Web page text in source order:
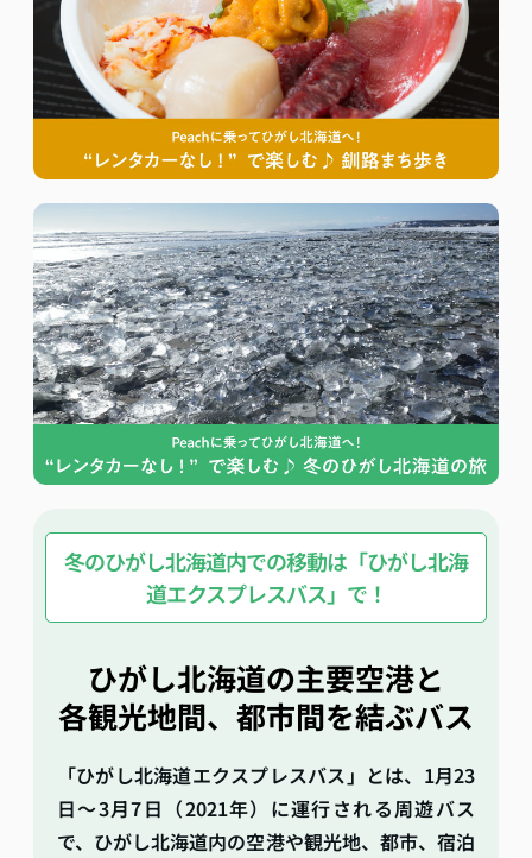
冬のひがし北海道内での移動は「ひがし北海
道エクスプレスバス」で！
ひがし北海道の主要空港と
各観光地間、都市間を結ぶバス
「ひがし北海道エクスプレスバス」とは、1月23
日〜3月7日（2021年）に運行される周遊バス
で、ひがし北海道内の空港や観光地、都市、宿泊